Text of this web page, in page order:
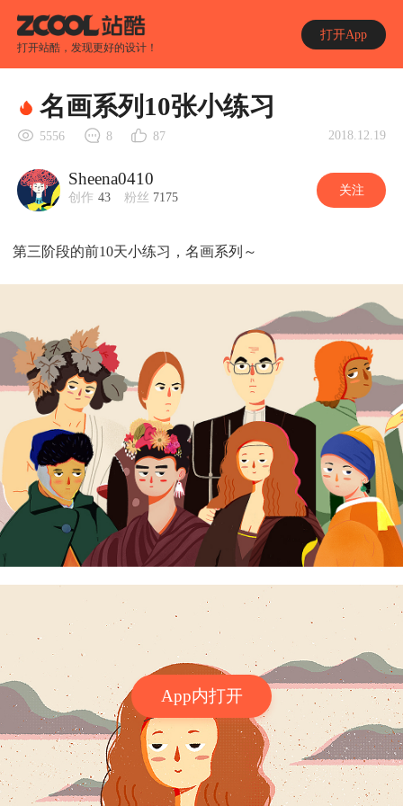
打开站酷，发现更好的设计！
打开App
App内打开
名画系列10张小练习
5556 8 87 2018.12.19
Sheena0410
创作 43 粉丝 7175 关注
第三阶段的前10天小练习，名画系列～